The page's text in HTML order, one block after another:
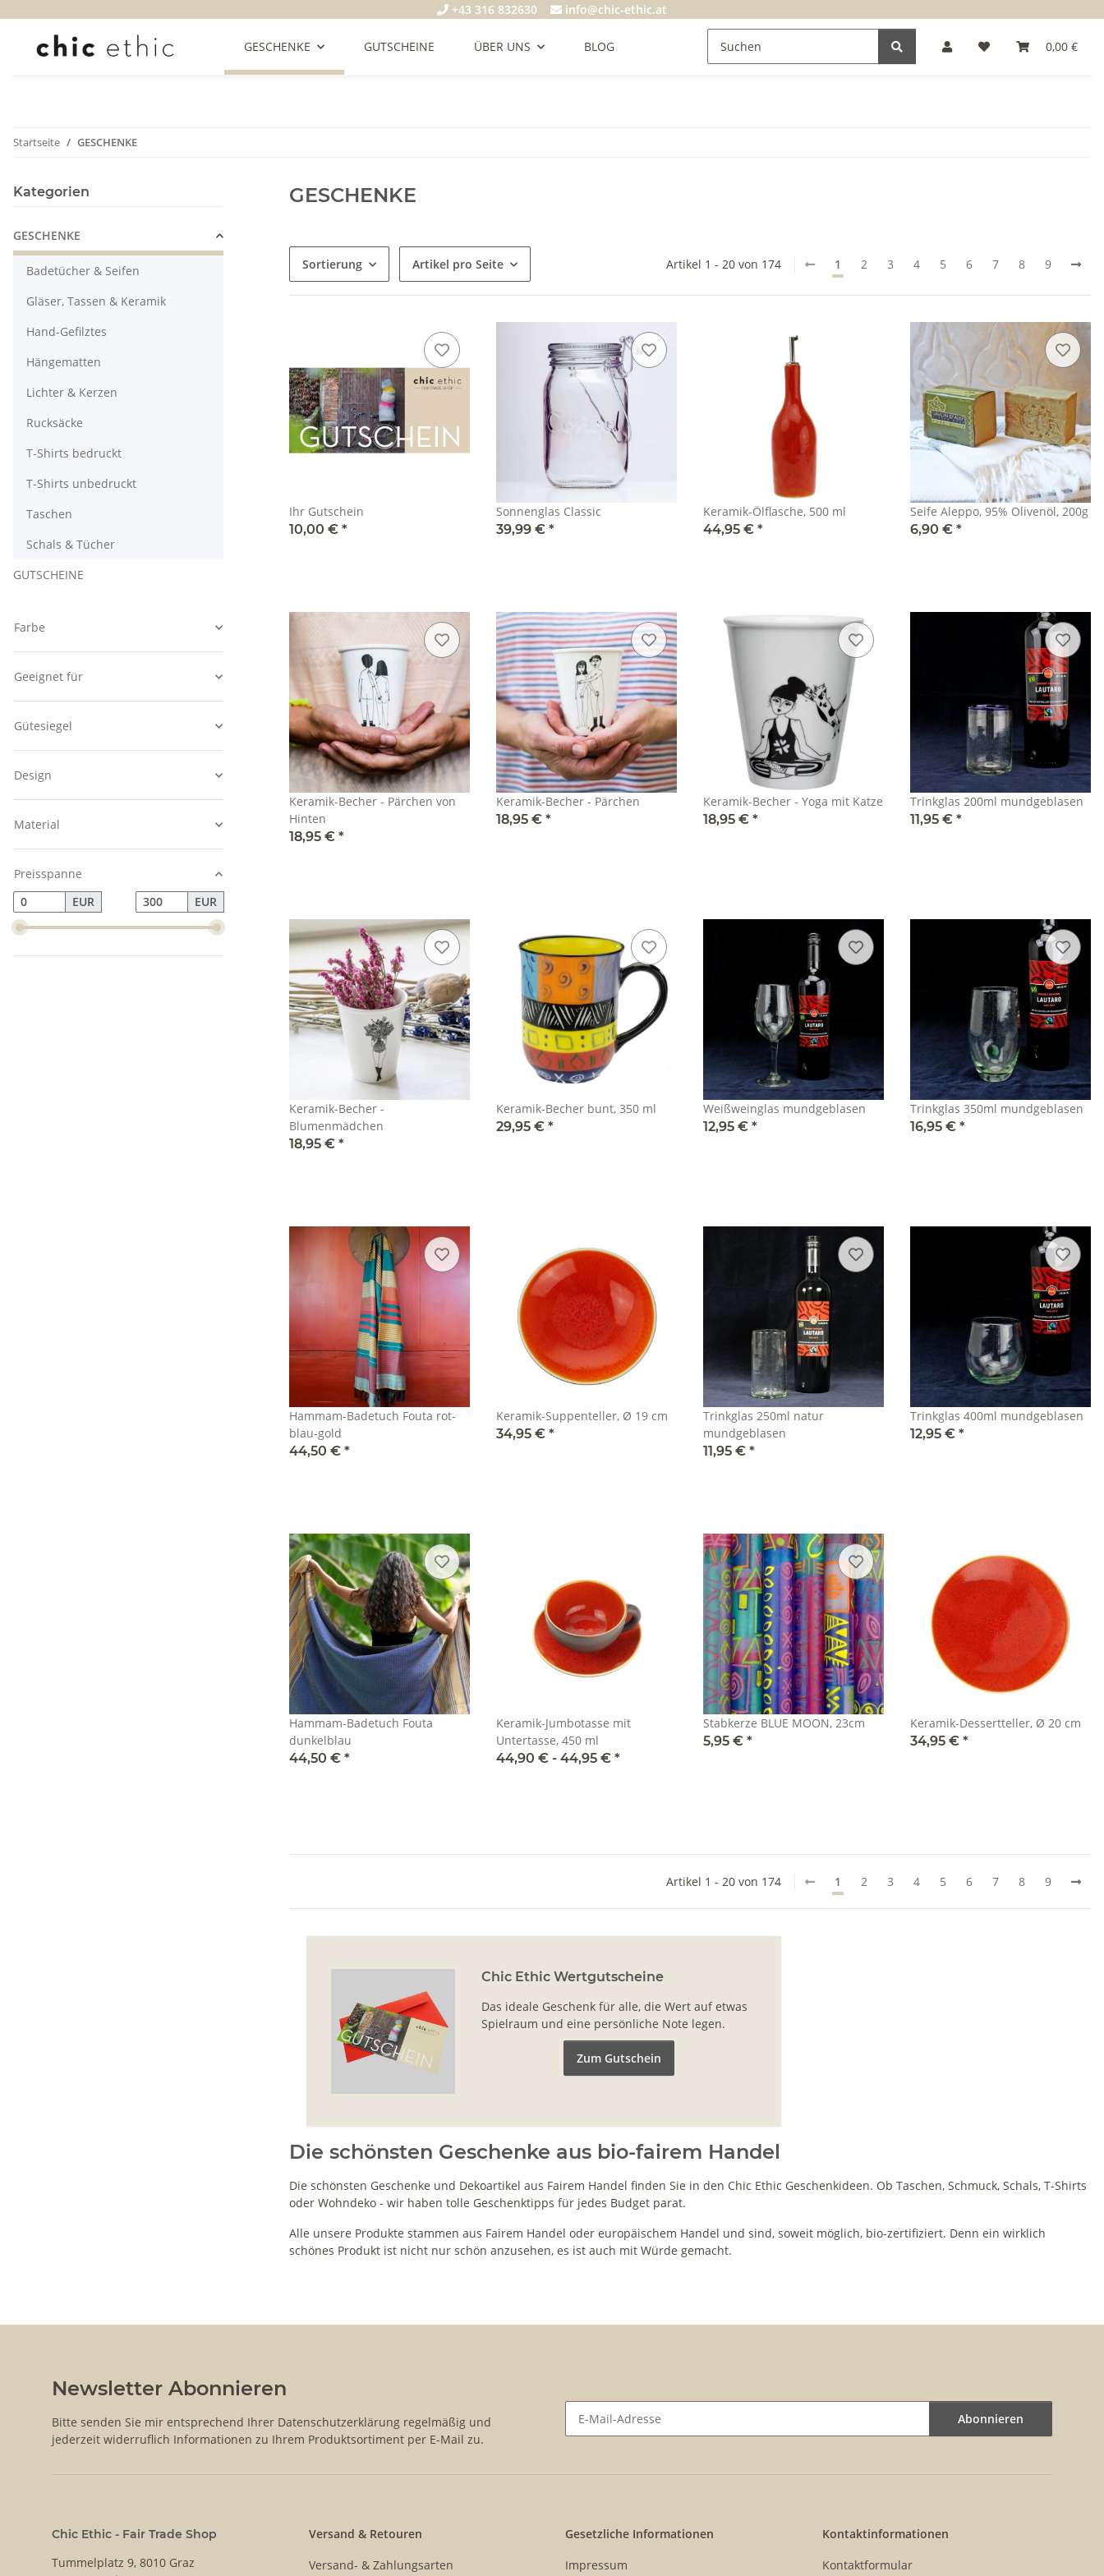
+43 316 832630 info@chic-ethic.at
0,00 €
GESCHENKE GUTSCHEINE ÜBER UNS BLOG
Startseite GESCHENKE
GESCHENKE
Sortierung Artikel pro Seite Artikel 1 - 20 von 174 1 2 3 4 5 6 7 8 9
Ihr Gutschein
10,00 € *
Sonnenglas Classic
39,99 € *
Keramik-Ölflasche, 500 ml
44,95 € *
Seife Aleppo, 95% Olivenöl, 200g
6,90 € *
Keramik-Becher - Pärchen von
Hinten
18,95 € *
Keramik-Becher - Pärchen
18,95 € *
Keramik-Becher - Yoga mit Katze
18,95 € *
Trinkglas 200ml mundgeblasen
11,95 € *
Keramik-Becher -
Blumenmädchen
18,95 € *
Keramik-Becher bunt, 350 ml
29,95 € *
Weißweinglas mundgeblasen
12,95 € *
Trinkglas 350ml mundgeblasen
16,95 € *
Hammam-Badetuch Fouta rot-
blau-gold
44,50 € *
Keramik-Suppenteller, Ø 19 cm
34,95 € *
Trinkglas 250ml natur
mundgeblasen
11,95 € *
Trinkglas 400ml mundgeblasen
12,95 € *
Hammam-Badetuch Fouta
dunkelblau
44,50 € *
Keramik-Jumbotasse mit
Untertasse, 450 ml
44,90 € - 44,95 € *
Stabkerze BLUE MOON, 23cm
5,95 € *
Keramik-Dessertteller, Ø 20 cm
34,95 € *
Artikel 1 - 20 von 174 1 2 3 4 5 6 7 8 9
Chic Ethic Wertgutscheine
Das ideale Geschenk für alle, die Wert auf etwas
Spielraum und eine persönliche Note legen.
Zum Gutschein
Die schönsten Geschenke aus bio-fairem Handel
Die schönsten Geschenke und Dekoartikel aus Fairem Handel finden Sie in den Chic Ethic Geschenkideen. Ob Taschen, Schmuck, Schals, T-Shirts
oder Wohndeko - wir haben tolle Geschenktipps für jedes Budget parat.
Alle unsere Produkte stammen aus Fairem Handel oder europäischem Handel und sind, soweit möglich, bio-zertifiziert. Denn ein wirklich
schönes Produkt ist nicht nur schön anzusehen, es ist auch mit Würde gemacht.
Kategorien
GESCHENKE
Badetücher & Seifen
Gläser, Tassen & Keramik
Hand-Gefilztes
Hängematten
Lichter & Kerzen
Rucksäcke
T-Shirts bedruckt
T-Shirts unbedruckt
Taschen
Schals & Tücher
GUTSCHEINE
Farbe
Geeignet für
Gütesiegel
Design
Material
Preisspanne
EUR
EUR
Newsletter Abonnieren
Bitte senden Sie mir entsprechend Ihrer Datenschutzerklärung regelmäßig und
jederzeit widerruflich Informationen zu Ihrem Produktsortiment per E-Mail zu.
Abonnieren
Chic Ethic - Fair Trade Shop
Tummelplatz 9, 8010 Graz
Versand & Retouren
Versand- & Zahlungsarten
Gesetzliche Informationen
Impressum
Kontaktinformationen
Kontaktformular